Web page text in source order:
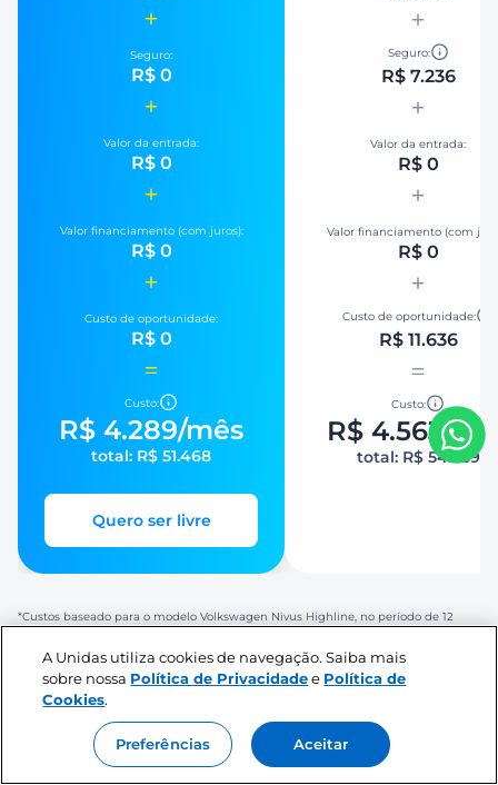
Seguro:
R$ 0
Valor da entrada:
R$ 0
Valor financiamento (com juros):
R$ 0
Custo de oportunidade:
R$ 0
Custo:
R$ 4.289/mês
total: R$ 51.468
Quero ser livre
Seguro:
R$ 7.236
Valor da entrada:
R$ 0
Valor financiamento (com
R$ 0
Custo de oportunidade:
R$ 11.636
Custo:
R$ 4.563/
total: R$ 54.759
*Custos baseado para o modelo Volkswagen Nivus Highline, no período de 12
meses e 1.000 KM mensal.
O que os nossos clientes falam
A Unidas utiliza cookies de navegação. Saiba mais
sobre nossa Política de Privacidadee Política de
Cookies.
Preferências Aceitar